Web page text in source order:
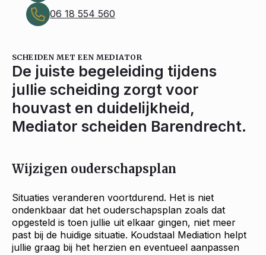
06 18 554 560
SCHEIDEN MET EEN MEDIATOR
De juiste begeleiding tijdens
jullie scheiding zorgt voor
houvast en duidelijkheid,
Mediator scheiden Barendrecht.
Wijzigen ouderschapsplan
Situaties veranderen voortdurend. Het is niet
ondenkbaar dat het ouderschapsplan zoals dat
opgesteld is toen jullie uit elkaar gingen, niet meer
past bij de huidige situatie. Koudstaal Mediation helpt
jullie graag bij het herzien en eventueel aanpassen